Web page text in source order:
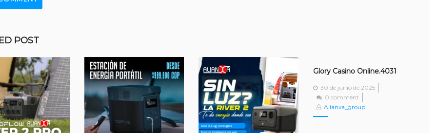
POST
Glory Casino Online.4031
Posted
on
30 de junio de 2025
0 comment
Alianxa_group